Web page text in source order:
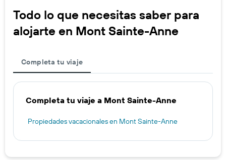
Todo lo que necesitas saber para
alojarte en Mont Sainte-Anne
Completa tu viaje
Completa tu viaje a Mont Sainte-Anne
Propiedades vacacionales en Mont Sainte-Anne